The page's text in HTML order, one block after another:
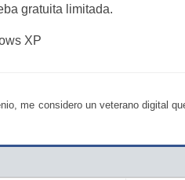
gratuita limitada.
XP
me considero un veterano digital